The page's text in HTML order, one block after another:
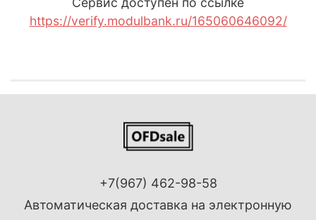
https://verify.modulbank.ru/165060646092/
+7(967) 462-98-58
Автоматическая доставка на электронную